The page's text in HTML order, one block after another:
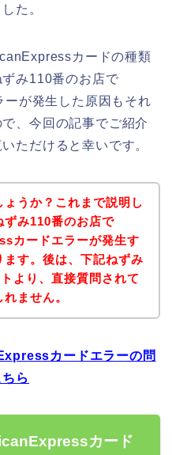
た。
カードの種類
み110番のお店で
が発生した原因もそれ
、今回の記事でご紹介
ただけると幸いです。
ょうか？これまで説明し
ずみ110番のお店で
カードエラーが発生す
ます。後は、下記ねずみ
より、直接質問されて
ません。
カードエラーの問
ら
カード